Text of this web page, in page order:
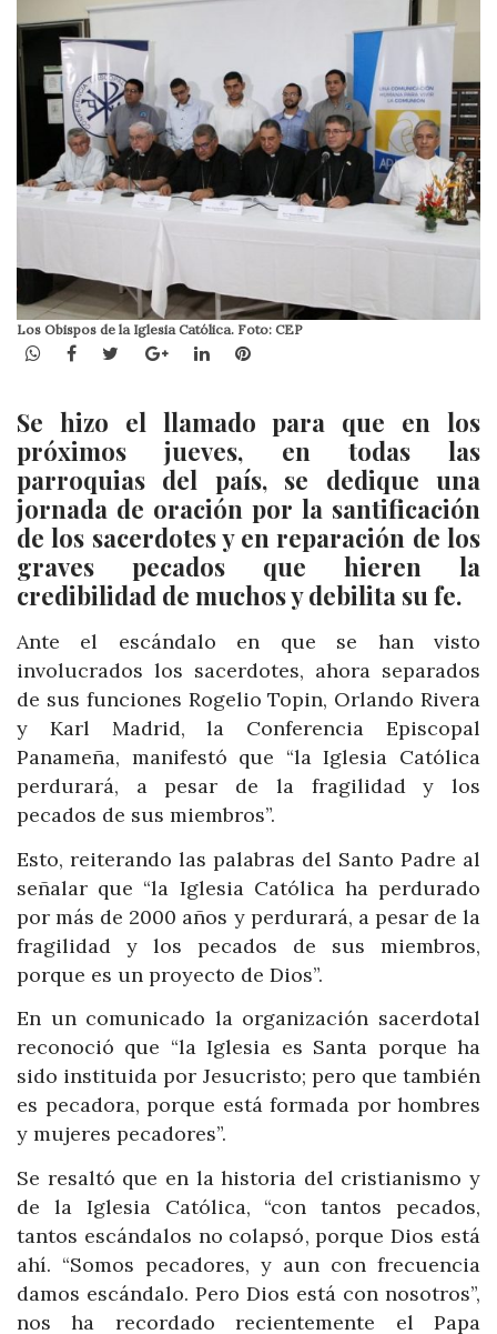
Los Obispos de la Iglesia Católica. Foto: CEP
WhatsApp
Facebook
TwitterGoogle+LinkedInPinterest
Se hizo el llamado para que en los
próximos jueves, en todas las
parroquias del país, se dedique una
jornada de oración por la santificación
de los sacerdotes y en reparación de los
graves pecados que hieren la
credibilidad de muchos y debilita su fe.
Ante el escándalo en que se han visto
involucrados los sacerdotes, ahora separados
de sus funciones Rogelio Topin, Orlando Rivera
y Karl Madrid, la Conferencia Episcopal
Panameña, manifestó que “la Iglesia Católica
perdurará, a pesar de la fragilidad y los
pecados de sus miembros”.
Esto, reiterando las palabras del Santo Padre al
señalar que “la Iglesia Católica ha perdurado
por más de 2000 años y perdurará, a pesar de la
fragilidad y los pecados de sus miembros,
porque es un proyecto de Dios”.
En un comunicado la organización sacerdotal
reconoció que “la Iglesia es Santa porque ha
sido instituida por Jesucristo; pero que también
es pecadora, porque está formada por hombres
y mujeres pecadores”.
Se resaltó que en la historia del cristianismo y
de la Iglesia Católica, “con tantos pecados,
tantos escándalos no colapsó, porque Dios está
ahí. “Somos pecadores, y aun con frecuencia
damos escándalo. Pero Dios está con nosotros”,
nos ha recordado recientemente el Papa